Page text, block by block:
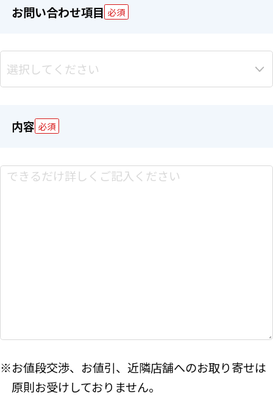
お問い合わせ項目 必須
内容 必須
※お値段交渉、お値引、近隣店舗へのお取り寄せは
原則お受けしておりません。